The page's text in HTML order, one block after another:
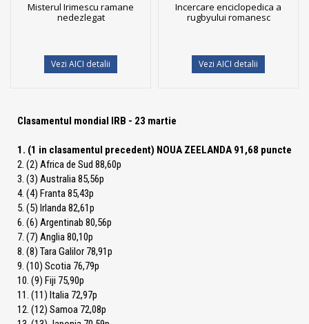
Misterul Irimescu ramane
nedezlegat
Vezi AICI detalii
Incercare enciclopedica a
rugbyului romanesc
Vezi AICI detalii
Clasamentul mondial IRB - 23 martie
1. (1 in clasamentul precedent) NOUA ZEELANDA 91,68 puncte
2. (2) Africa de Sud 88,60p
3. (3) Australia 85,56p
4. (4) Franta 85,43p
5. (5) Irlanda 82,61p
6. (6) Argentinab 80,56p
7. (7) Anglia 80,10p
8. (8) Tara Galilor 78,91p
9. (10) Scotia 76,79p
10. (9) Fiji 75,90p
11. (11) Italia 72,97p
12. (12) Samoa 72,08p